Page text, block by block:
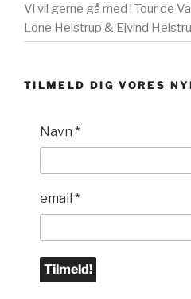
Vi vil gerne gå med i Tour de
Lone Helstrup & Ejvind
TILMELD DIG VORES
Navn *
email *